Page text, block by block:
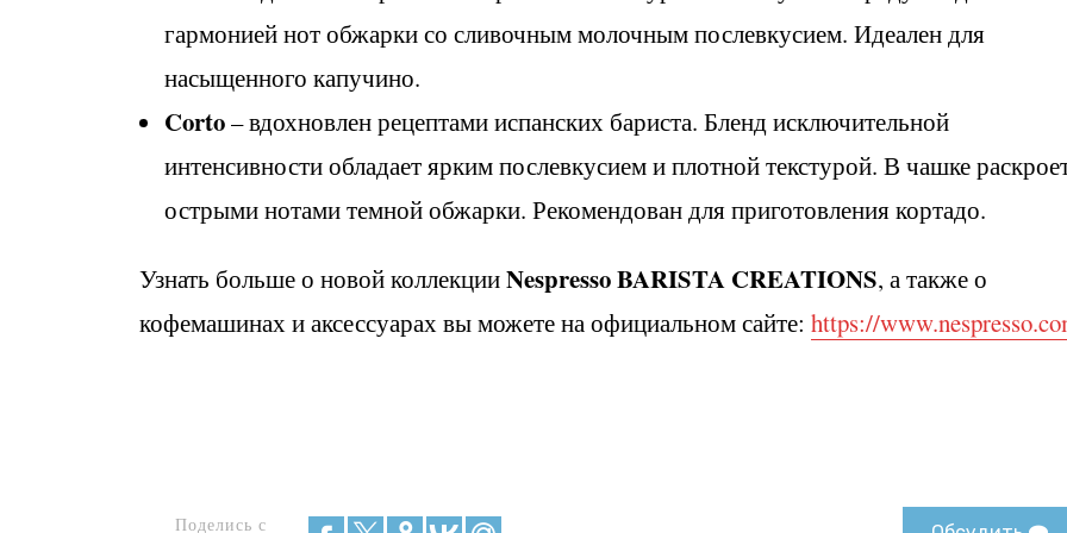
гармонией нот обжарки со сливочным молочным послевкусием. Идеален для
насыщенного капучино.
Corto– вдохновлен рецептами испанских бариста. Бленд исключительной
интенсивности обладает ярким послевкусием и плотной текстурой. В чашке
острыми нотами темной обжарки. Рекомендован для приготовления кортадо.
Узнать больше о новой коллекцииNespressoBARISTA CREATIONS, а также о
кофемашинах и аксессуарах вы можете на официальном сайте: https://
Поделись с